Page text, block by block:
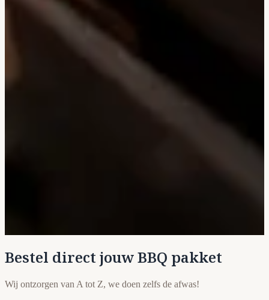
Bestel direct jouw BBQ pakket
Wij ontzorgen van A tot Z, we doen zelfs de afwas!